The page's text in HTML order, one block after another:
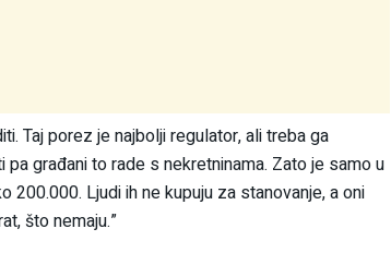
Taj porez je najbolji regulator, ali treba ga
građani to rade s nekretninama. Zato je samo u
Ljudi ih ne kupuju za stanovanje, a oni
što nemaju.”